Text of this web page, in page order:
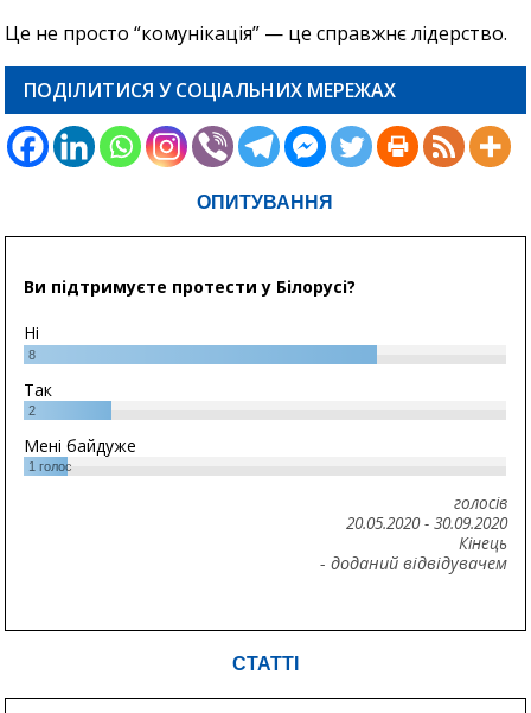
Це не просто “комунікація” — це справжнє лідерство.
ПОДІЛИТИСЯ У СОЦІАЛЬНИХ МЕРЕЖАХ
ОПИТУВАННЯ
Ви підтримуєте протести у Білорусі?
Ні
8
Так
2
Мені байдуже
1 голос
голосів
20.05.2020- 30.09.2020
Кінець
- доданий відвідувачем
СТАТТІ